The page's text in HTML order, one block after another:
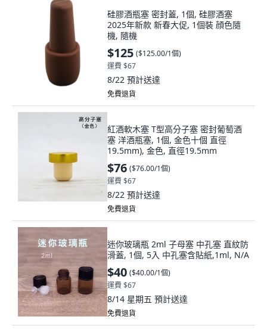
硅膠酒瓶塞 密封蓋, 1個, 硅膠酒塞
2025年新款 新春大促, 1個裝 顔色隨
機, 隨機
$125 ($125.00/1個)
運費 $67
8/22 預計送達
免費退貨
紅酒軟木塞 T型高分子塞 密封葡萄酒
塞 洋酒瓶塞, 1個, 金色十個 直徑
19.5mm), 金色, 直徑19.5mm
$76 ($76.00/1個)
運費 $67
8/22 預計送達
免費退貨
迷你玻璃瓶 2ml 子母塞 中孔塞 直紋防
滑蓋, 1個, 5入 中孔塞含貼紙,1ml, N/A
$40 ($40.00/1個)
運費 $67
8/14 星期五 預計送達
免費退貨